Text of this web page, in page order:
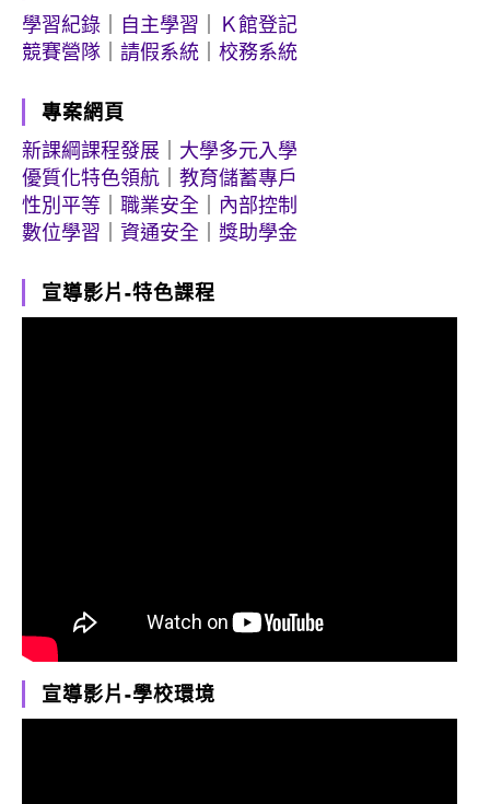
學習紀錄
自主學習
Ｋ館登記
競賽營隊
請假系統 校務系統
專案網頁
新課綱課程發展
大學多元入學
優質化特色領航
教育儲蓄專戶
性別平等
職業安全
內部控制
數位學習
資通安全 獎助學金
宣導影片-特色課程
宣導影片-學校環境